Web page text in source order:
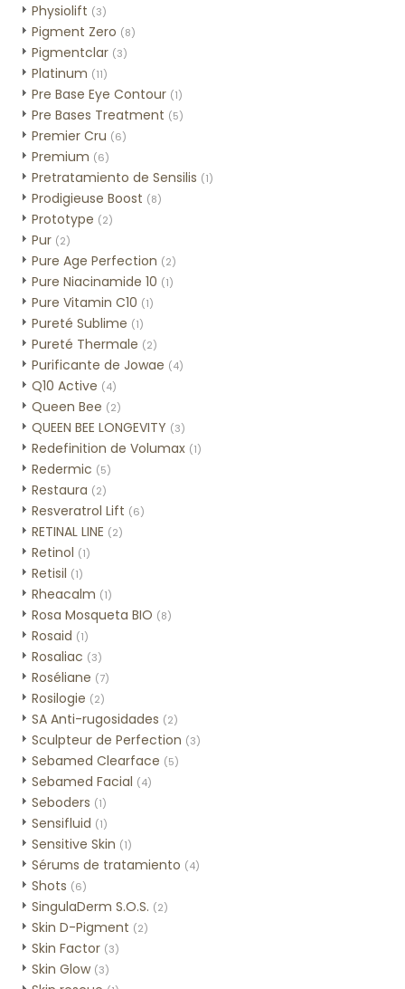
Physiolift (3)
Pigment Zero (8)
Pigmentclar (3)
Platinum (11)
Pre Base Eye Contour (1)
Pre Bases Treatment (5)
Premier Cru (6)
Premium (6)
Pretratamiento de Sensilis (1)
Prodigieuse Boost (8)
Prototype (2)
Pur (2)
Pure Age Perfection (2)
Pure Niacinamide 10 (1)
Pure Vitamin C10 (1)
Pureté Sublime (1)
Pureté Thermale (2)
Purificante de Jowae (4)
Q10 Active (4)
Queen Bee (2)
QUEEN BEE LONGEVITY (3)
Redefinition de Volumax (1)
Redermic (5)
Restaura (2)
Resveratrol Lift (6)
RETINAL LINE (2)
Retinol (1)
Retisil (1)
Rheacalm (1)
Rosa Mosqueta BIO (8)
Rosaid (1)
Rosaliac (3)
Roséliane (7)
Rosilogie (2)
SA Anti-rugosidades (2)
Sculpteur de Perfection (3)
Sebamed Clearface (5)
Sebamed Facial (4)
Seboders (1)
Sensifluid (1)
Sensitive Skin (1)
Sérums de tratamiento (4)
Shots (6)
SingulaDerm S.O.S. (2)
Skin D-Pigment (2)
Skin Factor (3)
Skin Glow (3)